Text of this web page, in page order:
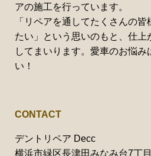
アの施工を行っています。
「リペアを通してたくさんの
たい」という思いのもと、仕上
してまいります。愛車のお悩み
い！
CONTACT
デントリペア Decc
横浜市緑区長津田みなみ台7丁